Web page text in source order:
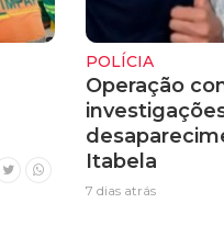
POLÍCIA
Operação
Itabela
7 dias atrás